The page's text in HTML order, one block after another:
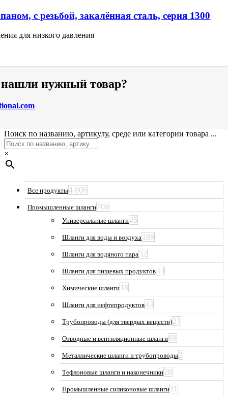
с резьбой, закалённая сталь, серия 1300
для низкого давления
нужный товар?
Поиск по названию, артикулу, среде или категории товара ...
×
Все продукты4 606
Промышленные шланги708
Универсальные шланги45
Шланги для воды и воздуха 189
Шланги для водяного пара32
Шланги для пищевых продуктов43
Химические шланги 18
Шланги для нефтепродуктов43
Трубопроводы (для твердых веществ)23
Отводные и вентиляционные шланги69
Металлические шланги и трубопроводы2
Тефлоновые шланги и наконечники28
Промышленные силиконовые шланги 11